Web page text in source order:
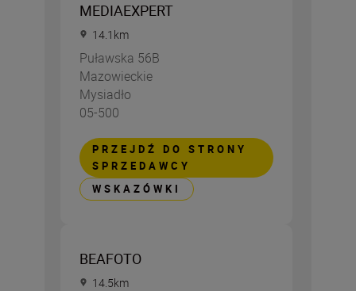
MEDIAEXPERT
14.1 km
Puławska 56B
Mazowieckie
Mysiadło
05-500
PRZEJDŹ DO STRONY
SPRZEDAWCY
WSKAZÓWKI
BEAFOTO
14.5km